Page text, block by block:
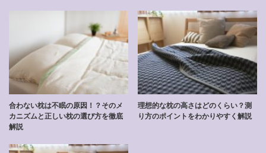
合わない枕は不眠の原因！？そのメ
カニズムと正しい枕の選び方を徹底
解説
理想的な枕の高さはどのくらい？測
り方のポイントをわかりやすく解説